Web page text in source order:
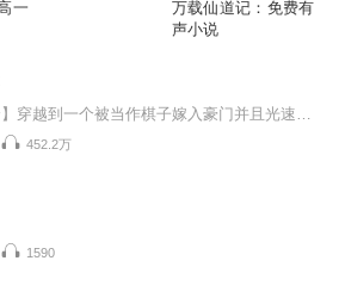
一
万载仙道记：免费有
声小说
452.2万
1590